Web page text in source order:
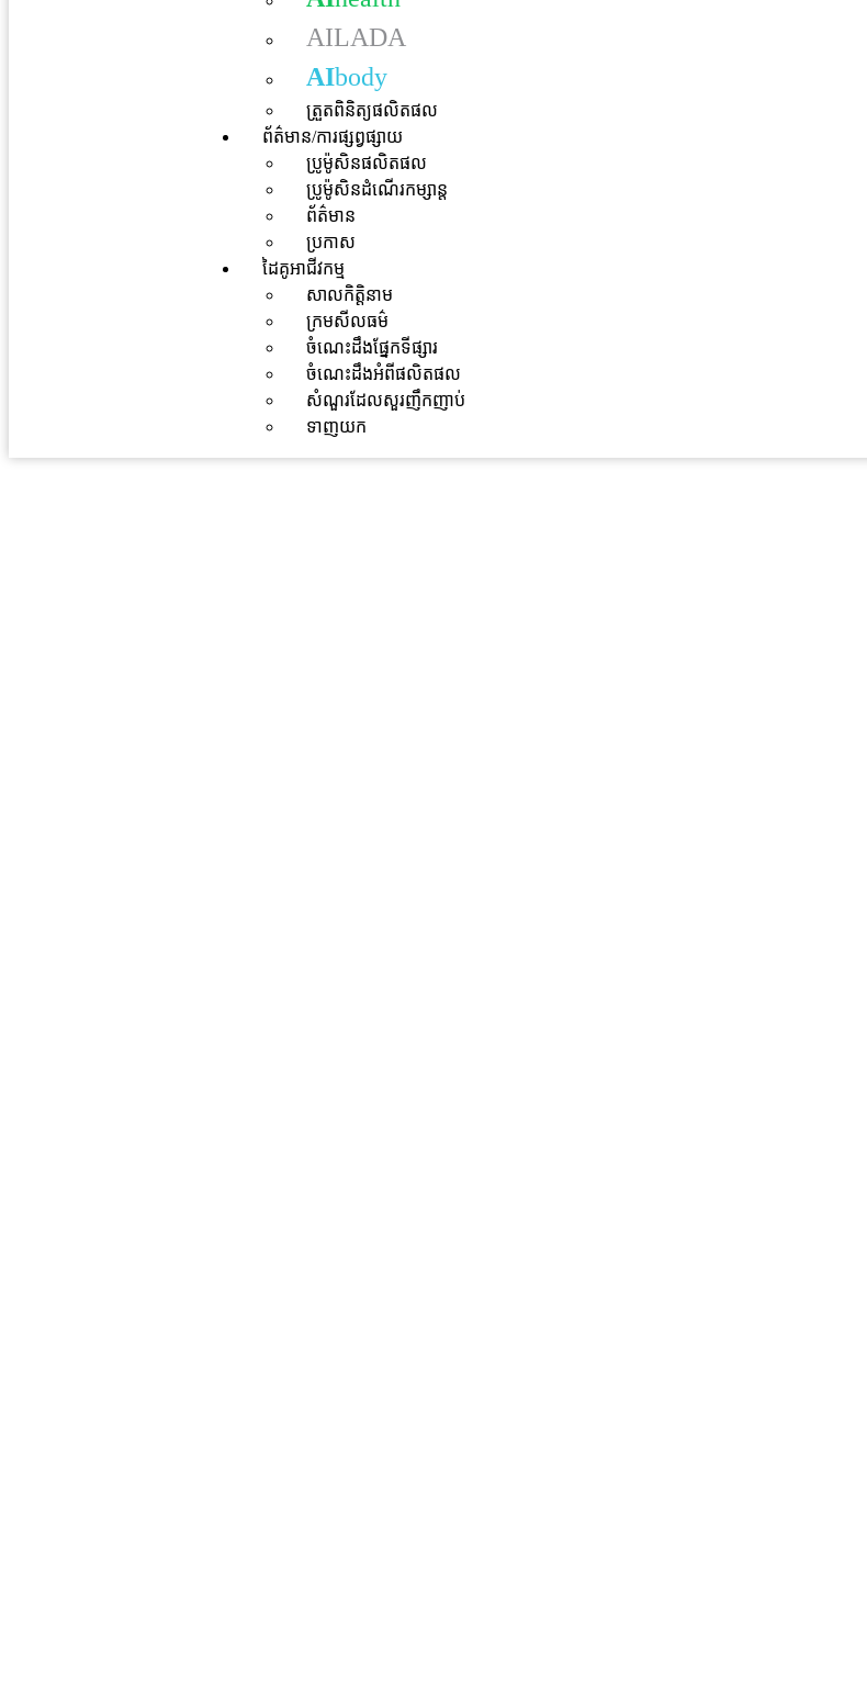
AILADA
AIbody
ត្រួតពិនិត្យផលិតផល
ព័ត៌មាន/ការផ្សព្វផ្សាយ
ប្រូម៉ូសិនផលិតផល
ប្រូម៉ូសិនដំណើរកម្សាន្ត
ព័ត៌មាន
ប្រកាស
ដៃគូអាជីវកម្ម
សាលកិត្តិនាម
ក្រមសីលធម៌
ចំណេះដឹងផ្នែកទីផ្សារ
ចំណេះដឹងអំពីផលិតផល
សំណួរដែលសួរញឹកញាប់
ទាញយក